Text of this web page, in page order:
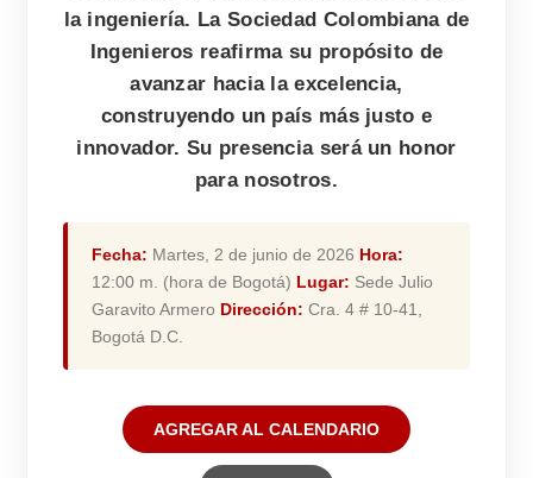
la ingeniería. La Sociedad Colombiana de
Ingenieros reafirma su propósito de
avanzar hacia la excelencia,
construyendo un país más justo e
innovador. Su presencia será un honor
para nosotros.
Fecha: Martes, 2 de junio de 2026 Hora:
12:00 m. (hora de Bogotá) Lugar: Sede Julio
Garavito Armero Dirección: Cra. 4 # 10-41,
Bogotá D.C.
AGREGAR AL CALENDARIO